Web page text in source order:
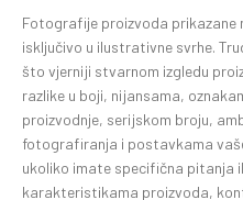
Fotografije proizvoda prikazane
isključivo u ilustrativne svrhe.
što vjerniji stvarnom izgledu
razlike u boji, nijansama,
proizvodnje, serijskom broju,
fotografiranja i postavkama
ukoliko imate specifična pitanja
karakteristikama proizvoda,